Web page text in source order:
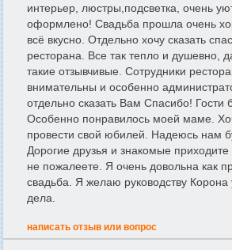
интерьер, люстры,подсветка, очень
оформлено! Свадьба прошла очень
всё вкусно. Отдельно хочу сказать
ресторана. Все так тепло и душевно,
такие отзывчивые. Сотрудники
внимательны и особенно
отдельно сказать Вам Спасибо! Гости
Особенно понравилось моей маме.
провести свой юбилей. Надеюсь нам
Дорогие друзья и знакомые приходите
не пожалеете. Я очень довольна как
свадьба. Я желаю руководству Корона
дела.
написать отзыв или вопрос